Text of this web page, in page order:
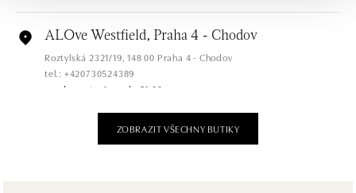
ALOve Westfield, Praha 4 - Chodov
Roztylská 2321/19, 148 00 Praha 4 - Chodov
tel.: +420730524389
dnes otevřeno do 21:00
ALOve OC Aupark, Bratislava
ZOBRAZIT VŠECHNY BUTIKY